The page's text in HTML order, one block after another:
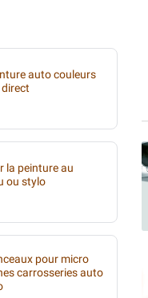
auto couleurs
la peinture au
ou stylo
pour micro
carrosseries auto